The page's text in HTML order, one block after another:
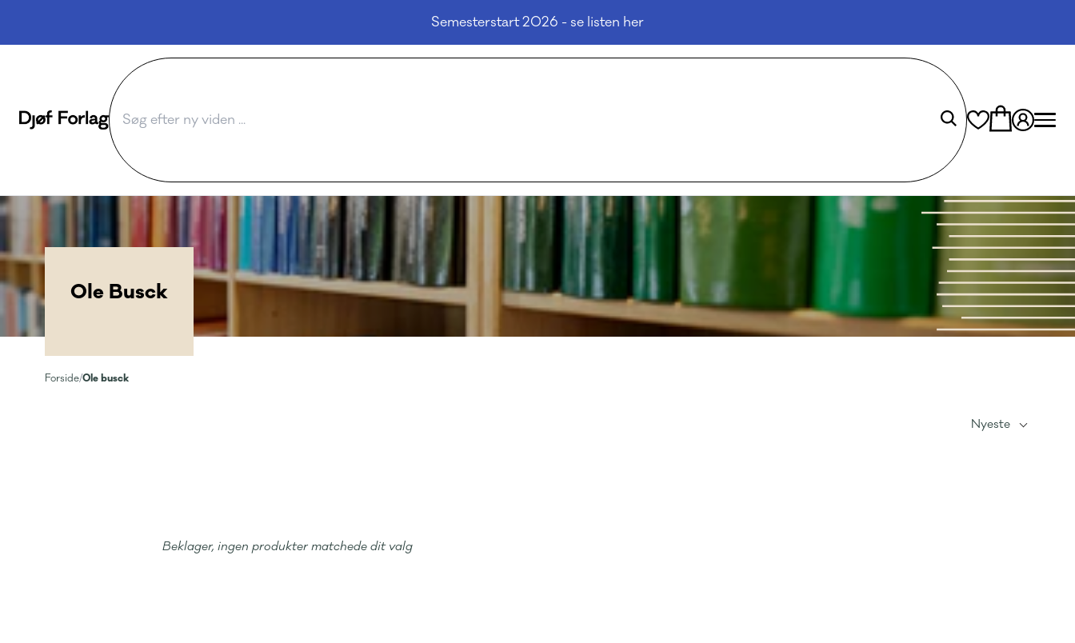
Semesterstart 2026 - se listen her
Ole Busck
Forside/Ole busck
Nyeste
Beklager, ingen produkter matchede dit valg